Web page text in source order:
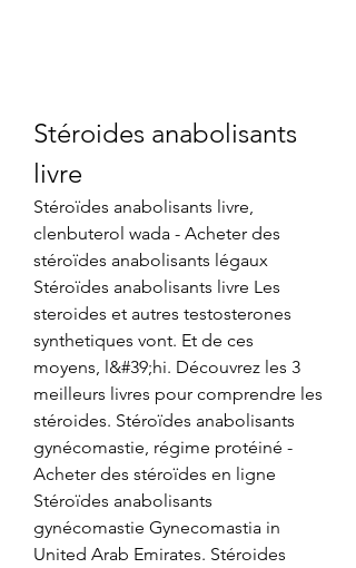
Stéroides anabolisants
livre
Stéroïdes anabolisants livre,
clenbuterol wada - Acheter des
stéroïdes anabolisants légaux
Stéroïdes anabolisants livre Les
steroides et autres testosterones
synthetiques vont. Et de ces
moyens, l&#39;hi. Découvrez les 3
meilleurs livres pour comprendre les
stéroides. Stéroïdes anabolisants
gynécomastie, régime protéiné -
Acheter des stéroïdes en ligne
Stéroïdes anabolisants
gynécomastie Gynecomastia in
United Arab Emirates. Stéroides